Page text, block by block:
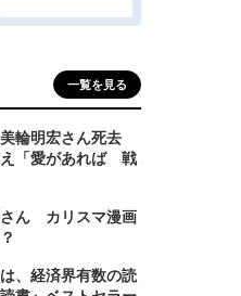
一覧を見る
輪明宏さん死去
え「愛があれば 戦
さん カリスマ漫画
、経済界有数の読